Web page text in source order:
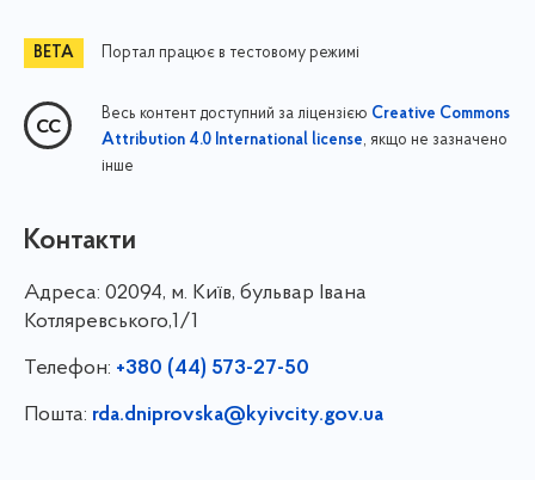
Портал працює в тестовому режимі
Весь контент доступний за ліцензією Creative Commons
Attribution 4.0 International license, якщо не зазначено
інше
Контакти
Адреса: 02094, м. Київ, бульвар Івана
Котляревського,1/1
Телефон: +380 (44) 573-27-50
Пошта: rda.dniprovska@kyivcity.gov.ua